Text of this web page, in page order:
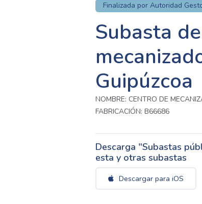
Finalizada por Autoridad
Subasta
Guipúzcoa
NOMBRE: CENTRO DE
FABRICACIÓN: B66686
Descarga "Subastas
esta y otras subastas
Descargar para iOS